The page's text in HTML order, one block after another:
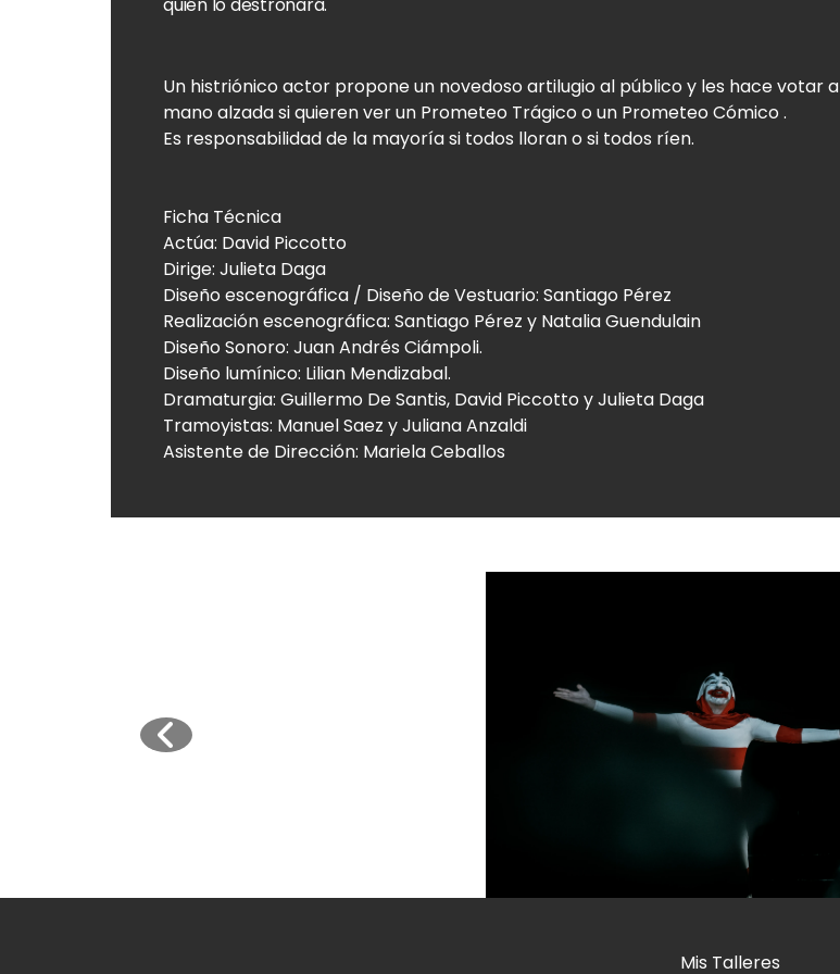
Un histriónico actor propone un novedoso artilugio al público y les hace votar a
mano alzada si quieren ver un Prometeo Trágico o un Prometeo Cómico .
Es responsabilidad de la mayoría si todos lloran o si todos ríen.
Ficha Técnica
Actúa: David Piccotto
Dirige: Julieta Daga
Diseño escenográfica / Diseño de Vestuario: Santiago Pérez
Realización escenográfica: Santiago Pérez y Natalia Guendulain
Diseño Sonoro: Juan Andrés Ciámpoli.
Diseño lumínico: Lilian Mendizabal.
Dramaturgia: Guillermo De Santis, David Piccotto y Julieta Daga
Tramoyistas: Manuel Saez y Juliana Anzaldi
Asistente de Dirección: Mariela Ceballos
Mis Talleres